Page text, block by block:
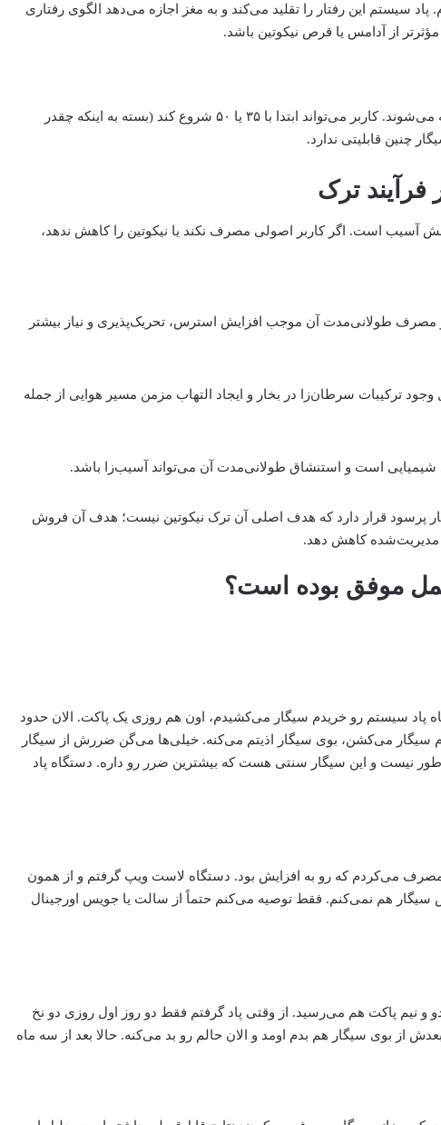
سیستم این رفتار را تقلید می‌کند و به مغز اجازه می‌دهد الگوی رفتاری
از آدامس یا قرص نیکوتین باشد.
در بازار ایران سالت‌ها با نیکوتین‌های ۵۰–۳۵–۲۵–۲۰–۱۰ میل عرضه می‌شوند. کاربر می‌تواند ابتدا با ۳۵ یا ۵۰ شروع کند (بسته به اینکه چقدر
چنین قابلیتی ندارد.
ترک
آسیب است. اگر کاربر اصولی مصرف نکند یا نیکوتین را کاهش ندهد،
طولانی‌مدت آن موجب افزایش استرس، تحریک‌پذیری و نیاز بیشتر
ترکیبات سرطان‌زا در بخار و ایجاد التهاب مزمن مسیر هوایی از جمله
شیمیایی است و استنشاق طولانی‌مدت آن می‌تواند آسیب‌زا باشد.
پرسود قرار دارد که هدف اصلی آن ترک نیکوتین نیست؛ هدف آن فروش
مدیریت‌شده کاهش دهد.
عمل موفق بوده است؟
یک ماه پیش که دستگاه پاد سیستم رو خریدم سیگار می‌کشیدم، اون هم روزی یک پاکت. الان حدود
سیگار می‌کشن، بوی سیگار اذیتم می‌کنه. خیلی‌ها می‌گن ضررش از سیگار
نیست و این سیگار سنتی هست که بیشترین ضرر رو داره. دستگاه پاد
می‌کردم که رو به افزایش بود. دستگاه لاست ویپ گرفتم و از همون
سیگار هم نمی‌کنم. فقط توصیه می‌کنم حتماً از سالت یا جویس اورجینال
تا دو و نیم پاکت هم می‌رسید. از وقتی پاد گرفتم فقط دو روز اول روزی دو نخ
از بوی سیگار هم بدم اومد و الان حالم رو بد می‌کنه. حالا بعد از سه ماه